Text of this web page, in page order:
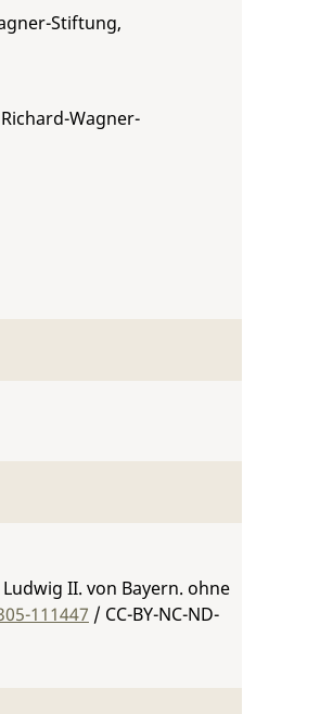
Stiftung,
Wagner-
II. von Bayern. ohne
111447 / CC-BY-NC-ND-